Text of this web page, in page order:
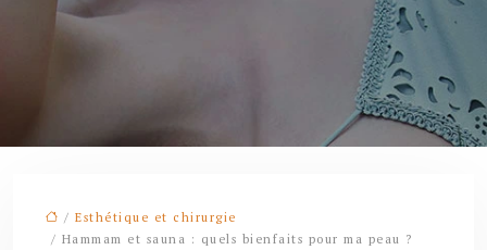
/ Esthétique et chirurgie
/ Hammam et sauna : quels bienfaits pour ma peau ?